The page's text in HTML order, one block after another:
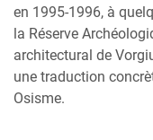
en 1995-1996, à
la Réserve
architectural de
une traduction
Osisme.